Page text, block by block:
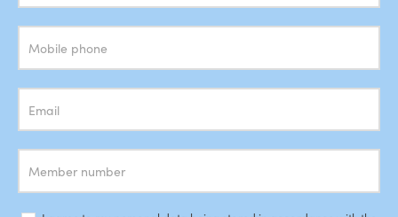
Newsletter